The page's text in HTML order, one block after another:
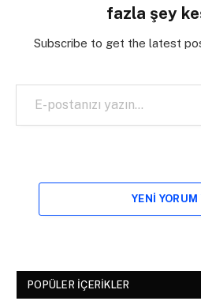
fazla şey
Subscribe to get the latest
E-postanızı yazın…
YENI YORUM
POPÜLER İÇERIKLER